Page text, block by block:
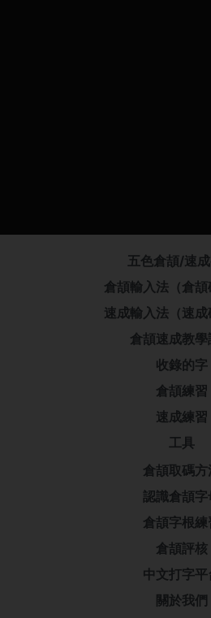
五色倉頡/速
倉頡輸入法（倉頡
速成輸入法（速成
倉頡速成教學
收錄的字
倉頡練習
速成練習
工具
倉頡取碼方
認識倉頡字
倉頡字根練
倉頡評核
中文打字平
關於我們